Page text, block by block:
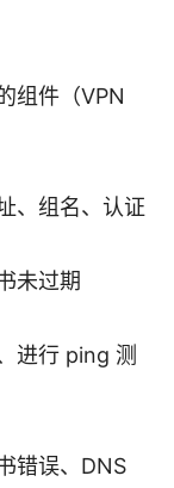
组件（VPN
、组名、认证
未过期
进行 ping 测
错误、DNS